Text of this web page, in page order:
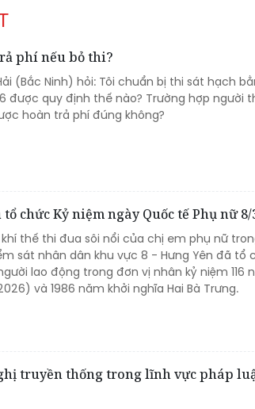
phí nếu bỏ thi?
(Bắc Ninh) hỏi: Tôi chuẩn bị thi sát hạch
được quy định thế nào? Trường hợp người
hoàn trả phí đúng không?
chức Kỷ niệm ngày Quốc tế Phụ nữ 8/
khí thế thi đua sôi nổi của chị em phụ nữ
sát nhân dân khu vực 8 - Hưng Yên đã tổ
lao động trong đơn vị nhân kỷ niệm 116
và 1986 năm khởi nghĩa Hai Bà Trưng.
truyền thống trong lĩnh vực pháp